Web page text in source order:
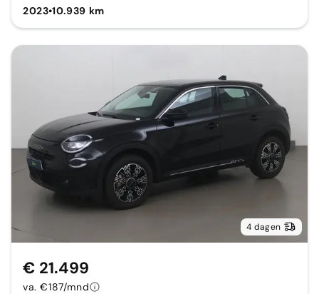
2023•10.939 km
4 dagen
€ 21.499
va. €187/mnd